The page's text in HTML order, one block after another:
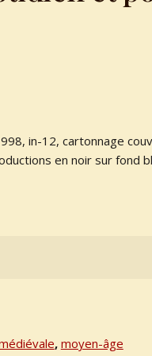
in-12, cartonnage
en noir sur fond
, moyen-âge